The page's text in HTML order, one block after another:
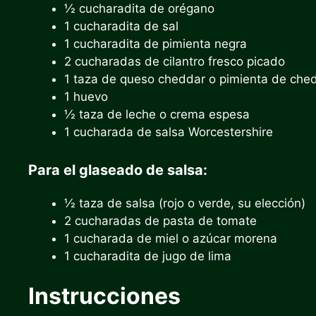
½ cucharadita de orégano
1 cucharadita de sal
1 cucharadita de pimienta negra
2 cucharadas de cilantro fresco picado
1 taza de queso cheddar o pimienta de
1 huevo
½ taza de leche o crema espesa
1 cucharada de salsa Worcestershire
Para el glaseado de salsa:
½ taza de salsa (rojo o verde, su elección)
2 cucharadas de pasta de tomate
1 cucharada de miel o azúcar morena
1 cucharadita de jugo de lima
Instrucciones